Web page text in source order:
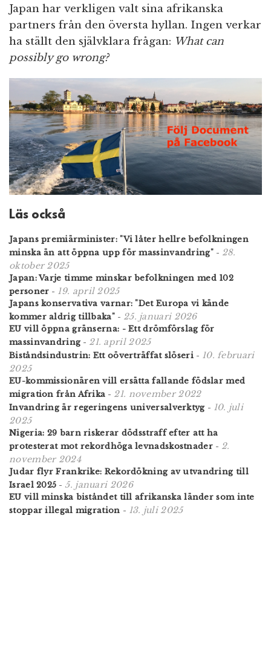
Japan har verkligen valt sina afrikanska
partners från den översta hyllan. Ingen verkar
ha ställt den självklara frågan: What can
possibly go wrong?
Läs också
Japans premiär­minister: "Vi låter hellre befolkningen
minska än att öppna upp för mass­invandring"- 28.
oktober 2025
Japan: Varje timme minskar befolkningen med 102
personer - 19. april 2025
Japans konservativa varnar: "Det Europa vi kände
kommer aldrig tillbaka"- 25. januari 2026
EU vill öppna gränserna: - Ett drömförslag för
massinvandring- 21. april 2025
Biståndsindustrin: Ett oöverträffat slöseri- 10. februari
2025
EU-kommissionären vill ersätta fallande födslar med
migration från Afrika - 21. november 2022
Invandring är regeringens universalverktyg- 10. juli
2025
Nigeria: 29 barn riskerar dödsstraff efter att ha
protesterat mot rekordhöga levnadskostnader- 2.
november 2024
Judar flyr Frankrike: Rekordökning av utvandring till
Israel 2025 -5. januari 2026
EU vill minska biståndet till afrikanska länder som inte
stoppar illegal migration - 13. juli 2025